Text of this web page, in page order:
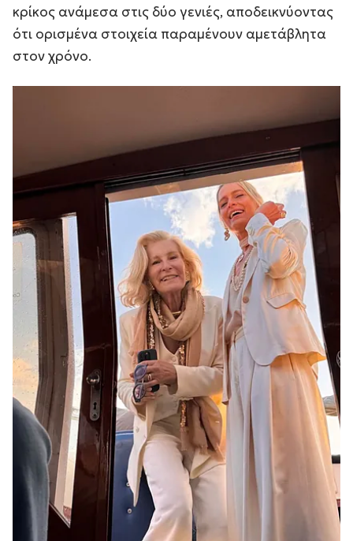
κρίκος ανάμεσα στις δύο γενιές, αποδεικνύοντας
ότι ορισμένα στοιχεία παραμένουν αμετάβλητα
στον χρόνο.